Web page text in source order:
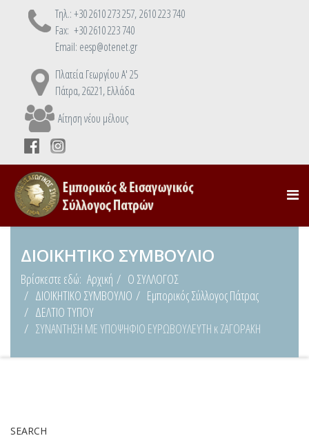
Τηλ.: +30 2610 273 257, 2610 223 740
Fax: +30 2610 223 740
Email: eesp@otenet.gr
Πλατεία Γεωργίου Α' 25
Πάτρα, 26221, Ελλάδα
Αίτηση νέου μέλους
ΔΙΟΙΚΗΤΙΚΟ ΣΥΜΒΟΥΛΙΟ
Βρίσκεστε εδώ: Αρχική
Ο ΣΥΛΛΟΓΟΣ
ΔΙΟΙΚΗΤΙΚΟ ΣΥΜΒΟΥΛΙΟ
Εμπορικός Σύλλογος Πάτρας
ΔΕΛΤΙΟ ΤΥΠΟΥ
ΣΥΝΑΝΤΗΣΗ ΜΕ ΥΠΟΨΗΦΙΟ ΕΥΡΩΒΟΥΛΕΥΤΗ κ ΖΑΓΟΡΑΚΗ
SEARCH